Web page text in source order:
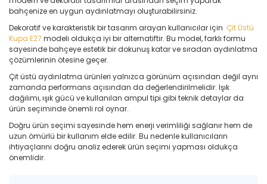
bahçenize en uygun aydınlatmayı oluşturabilirsiniz.
Dekoratif ve karakteristik bir tasarım arayan kullanıcılar için Çit Üstü
Kupa E27 modeli oldukça iyi bir alternatiftir. Bu model, farklı formu
sayesinde bahçeye estetik bir dokunuş katar ve sıradan aydınlatma
çözümlerinin ötesine geçer.
Çit üstü aydınlatma ürünleri yalnızca görünüm açısından değil aynı
zamanda performans açısından da değerlendirilmelidir. Işık
dağılımı, ışık gücü ve kullanılan ampul tipi gibi teknik detaylar da
ürün seçiminde önemli rol oynar.
Doğru ürün seçimi sayesinde hem enerji verimliliği sağlanır hem de
uzun ömürlü bir kullanım elde edilir. Bu nedenle kullanıcıların
ihtiyaçlarını doğru analiz ederek ürün seçimi yapması oldukça
önemlidir.